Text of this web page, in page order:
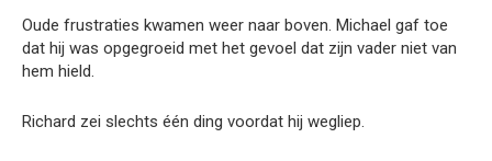
Oude frustraties kwamen weer naar boven. Michael gaf toe
dat hij was opgegroeid met het gevoel dat zijn vader niet van
hem hield.
Richard zei slechts één ding voordat hij wegliep.